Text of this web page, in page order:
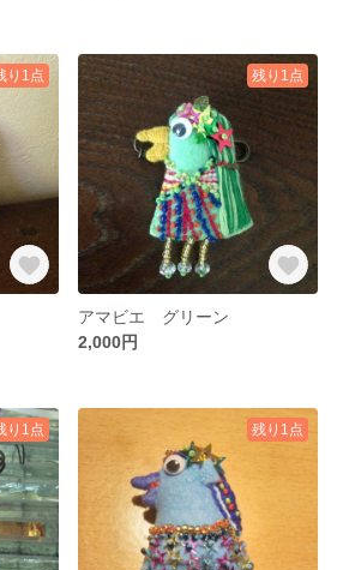
り1点 残り1点
アマビエ グリーン
2,000円
り1点 残り1点